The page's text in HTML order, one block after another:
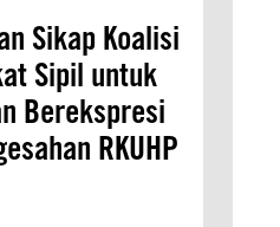
Sikap Koalisi
Sipil untuk
Berekspresi
RKUHP